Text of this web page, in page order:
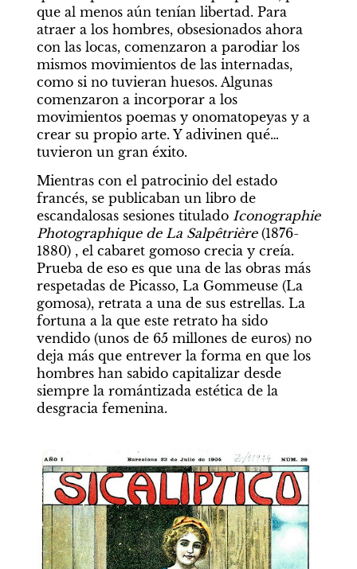
que al menos aún tenían libertad. Para
atraer a los hombres, obsesionados ahora
con las locas, comenzaron a parodiar los
mismos movimientos de las internadas,
como si no tuvieran huesos. Algunas
comenzaron a incorporar a los
movimientos poemas y onomatopeyas y a
crear su propio arte. Y adivinen qué…
tuvieron un gran éxito.
Mientras con el patrocinio del estado
francés, se publicaban un libro de
escandalosas sesiones titulado Iconographie
Photographique de La Salpêtrière (1876-
1880) , el cabaret gomoso crecia y creía.
Prueba de eso es que una de las obras más
respetadas de Picasso, La Gommeuse (La
gomosa), retrata a una de sus estrellas. La
fortuna a la que este retrato ha sido
vendido (unos de 65 millones de euros) no
deja más que entrever la forma en que los
hombres han sabido capitalizar desde
siempre la romántizada estética de la
desgracia femenina.